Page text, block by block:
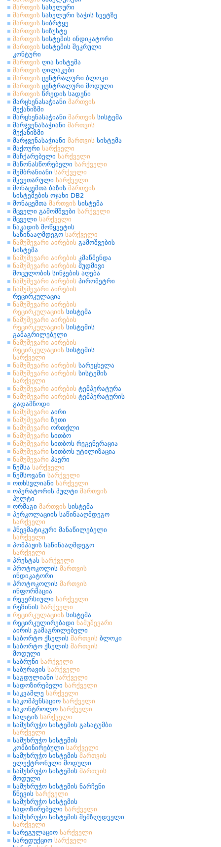
მართვის სახელური
მართვის სახელური საჭის სვეტზე
მართვის სიბრტყე
მართვის სიზუსტე
მართვის სისტემის ინდიკატორი
მართვის სისტემის შეკრული
კონტური
მართვის ღია სისტემა
მართვის ღილაკები
მართვის ცენტრალური ბლოკი
მართვის ცენტრალური მოდული
მართვის წრედის სადენი
მარცხენასაჭიანი მართვის
მექანიზმი
მარცხენასაჭიანი მართვის სისტემა
მარჯვენასაჭიანი მართვის
მექანიზმი
მარჯვენასაჭიანი მართვის სისტემა
მაქოური სარქველი
მაჩქარებელი სარქველი
მაწონასწორებელი სარქველი
მემბრანიანი სარქველი
მკვეთარული სარქველი
მონაცემთა ბაზის მართვის
სისტემების ოჯახი DB2
მონაცემთა მართვის სისტემა
მცველი გამომშვები სარქველი
მცველი სარქველი
ნაკადის მოწყვეტის
საწინააღმდეგო სარქველი
ნამუშევარი აირების გამოშვების
სისტემა
ნამუშევარი აირების კმაწმენდა
ნამუშევარი აირების მუდმივი
მოცულობის სინჯების აღება
ნამუშევარი აირების პირომეტრი
ნამუშევარი აირების
რეცირკულაცია
ნამუშევარი აირების
რეცირკულაციის სისტემა
ნამუშევარი აირების
რეცირკულაციის სისტემის
გამაგრილებელი
ნამუშევარი აირების
რეცირკულაციის სისტემის
სარქველი
ნამუშევარი აირების სარეცხელა
ნამუშევარი აირების სისტემის
სარქველი
ნამუშევარი აირების ტემპერატურა
ნამუშევარი აირების ტემპერატურის
გადამწოდი
ნამუშევარი აირი
ნამუშევარი ზეთი
ნამუშევარი ორთქლი
ნამუშევარი სითბო
ნამუშევარი სითბოს რეგენერაცია
ნამუშევარი სითბოს უტილიზაცია
ნამუშევარი ჰაერი
ნემსა სარქველი
ნემსოვანი სარქველი
ოთხსვლიანი სარქველი
ოპერატორის პულტი მართვის
პულტი
ორმაგი მართვის სისტემა
პერკოლაციის საწინააღმდეგო
სარქველი
პნევმატიკური მანაწილებელი
სარქველი
პომპაჟის საწინააღმდეგო
სარქველი
პრესტას სარქველი
პროტოკოლის მართვის
ინდიკატორი
პროტოკოლის მართვის
ინფორმაცია
რევერსიული სარქველი
რეზინის სარქველი
რეცირკულაციის სისტემა
რეცირკულირებადი ნამუშევარი
აირის გამაგრილებელი
საბორტო ქსელის მართვის ბლოკი
საბორტო ქსელის მართვის
მოდული
საბრუნი სარქველი
საბურავის სარქველი
საგდულიანი სარქველი
სადოზირებელი სარქველი
საკვამლე სარქველი
საკომპენსაციო სარქველი
საკონტროლო სარქველი
სალტის სარქველი
სამუხრუჭო სისტემის გასატუმბი
სარქველი
სამუხრუჭო სისტემის
კომბინირებული სარქველი
სამუხრუჭო სისტემის მართვის
ელექტრონული მოდული
სამუხრუჭო სისტემის მართვის
მოდული
სამუხრუჭო სისტემის ნარჩენი
წნევის სარქველი
სამუხრუჭო სისტემის
სადოზირებელი სარქველი
სამუხრუჭო სისტემის შემზღუდველი
სარქველი
სარეგულაციო სარქველი
სარედუქციო სარქველი